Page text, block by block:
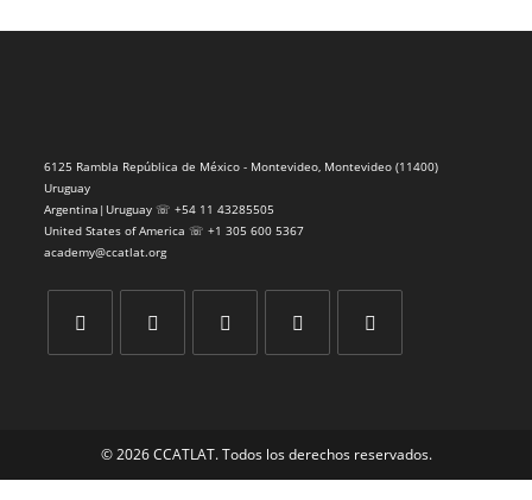
6125 Rambla República de México - Montevideo, Montevideo (11400)
Uruguay
Argentina|Uruguay ☏ +54 11 43285505
United States of America ☏ +1 305 600 5367
academy@ccatlat.org
nueva
una
nueva
una
nueva
una
nueva
una
nueva
© 2026 CCATLAT. Todos los derechos reservados.